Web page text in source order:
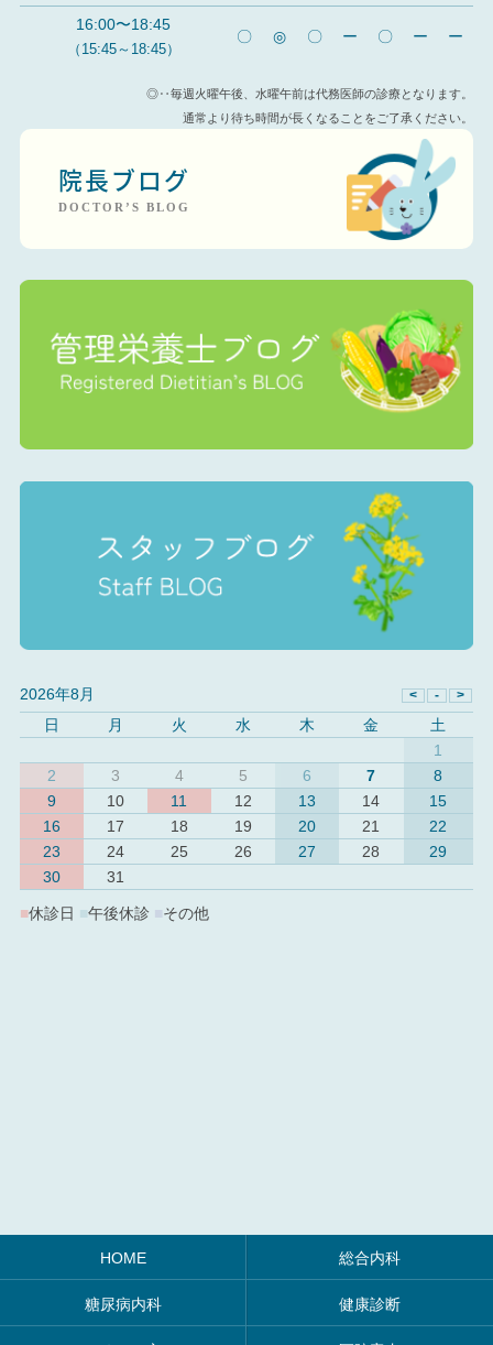
16:00〜18:45
（15:45～18:45）
〇 ◎ 〇 ー 〇 ー ー
◎‥毎週火曜午後、水曜午前は代務医師の診療となります。
通常より待ち時間が長くなることをご了承ください。
院長ブログ
DOCTOR’S BLOG
2026年8月
日
月 火 水 木 金
土
1
2
3 4 5 6 7
8
9
10 11 12 13 14
15
16
17 18 19 20 21
22
23
24 25 26 27 28
29
30
31
■休診日 ■午後休診 その他
HOME 総合内科
糖尿病内科 健康診断